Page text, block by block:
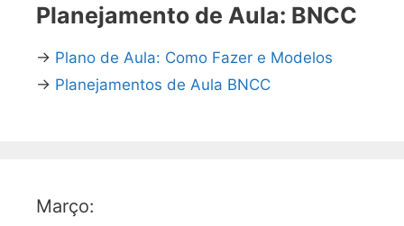
Planejamento de Aula: BNCC
→ Plano de Aula: Como Fazer e Modelos
→ Planejamentos de Aula BNCC
Março: